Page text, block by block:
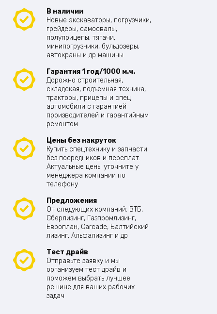
В наличии
Новые экскаваторы, погрузчики,
грейдеры, самосвалы,
полуприцепы, тягачи,
минипогрузчики, бульдозеры,
автокраны и др машины
Гарантия 1 год/1000 м.ч.
Дорожно строительная,
складская, подъемная техника,
тракторы, прицепы и спец
автомобили с гарантией
производителей и гарантийным
ремонтом
Цены без накруток
Купить спецтехнику и запчасти
без посредников и переплат.
Актуальные цены уточните у
менеджера компании по
телефону
Предложения
От следующих компаний: ВТБ,
Сберлизинг, Газпромлизинг,
Европлан, Carcade, Балтийский
лизинг, Альфализинг и др
Тест драйв
Отправьте заявку и мы
организуем тест драйв и
поможем выбрать лучшее
решине для ваших рабочих
задач